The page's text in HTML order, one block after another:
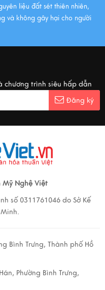
liệu đất sét thiên nhiên,
và không gây hại cho người
chương trình siêu hấp dẫn
Đăng ký
Nghệ Việt
số 0311761046 do Sở Kế
Bình Trưng, Thành phố Hồ
Phường Bình Trưng,